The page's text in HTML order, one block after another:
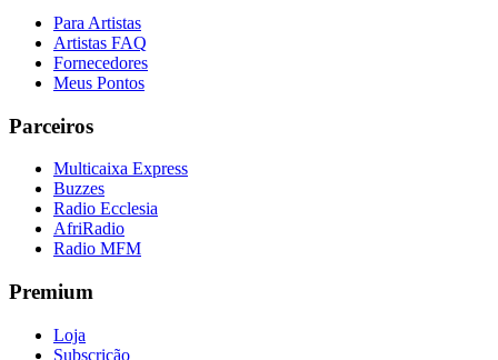
Para Artistas
Artistas FAQ
Fornecedores
Meus Pontos
Parceiros
Multicaixa Express
Buzzes
Radio Ecclesia
AfriRadio
Radio MFM
Premium
Loja
Subscrição